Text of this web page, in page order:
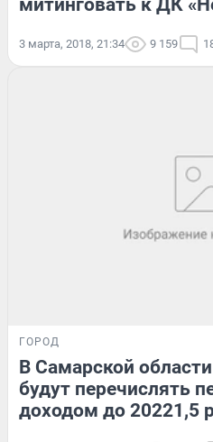
3 марта, 2018, 21:34 9 159
ГОРОД
В Самарской
будут перечислять
доходом до 20221,5